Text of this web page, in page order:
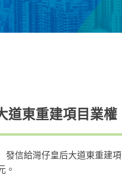
道東重建項目業權
發信給灣仔皇后大道東重建
。